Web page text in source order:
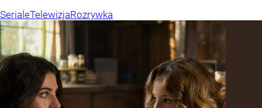
SerialeTelewizjaRozrywka